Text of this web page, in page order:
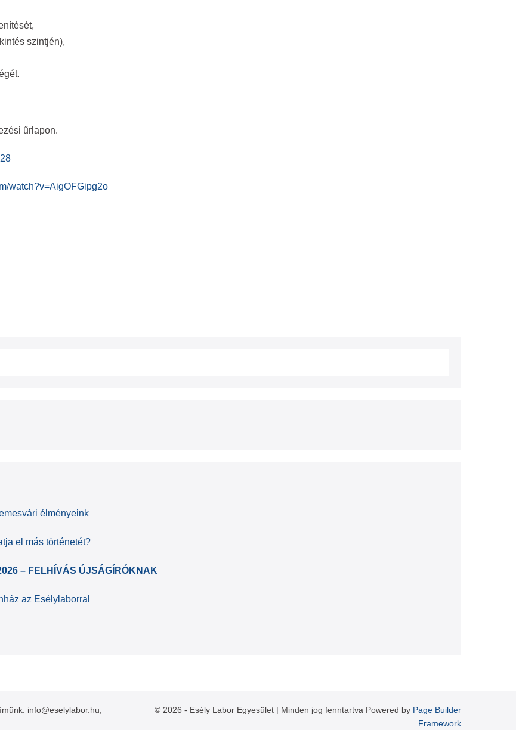
szintjén),
űrlapon.
watch?v=AigOFGipg2o
élményeink
el más történetét?
– FELHÍVÁS ÚJSÁGÍRÓKNAK
az Esélylaborral
info@eselylabor.hu,
© 2026 - Esély Labor Egyesület | Minden jog fenntartva Powered by Page Builder
Framework